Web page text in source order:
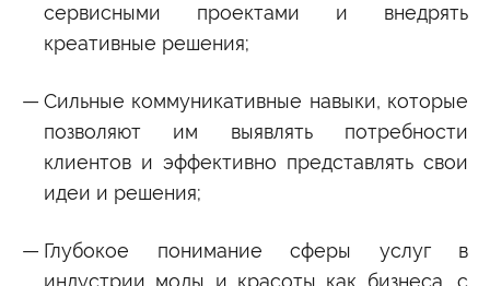
сервисными проектами и внедрять
креативные решения;
Сильные коммуникативные навыки, которые
позволяют им выявлять потребности
клиентов и эффективно представлять свои
идеи и решения;
Глубокое понимание сферы услуг в
индустрии моды и красоты как бизнеса, с